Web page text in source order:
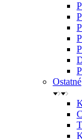
Ostatné